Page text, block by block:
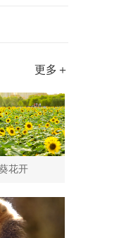
更多＋
花开